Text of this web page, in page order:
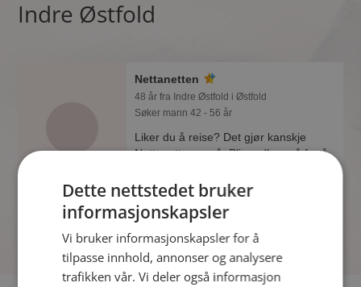
Indre Østfold
Nettanetten
48 år fra Indre Østfold i Østfold
Søker mann 42 - 56 år
Liker du å reise? Det gjør kanskje
Nettanetten også. Bli medlem nå for å
spennende fakta.
Dette nettstedet bruker
informasjonskapsler
Vi bruker informasjonskapsler for å
tilpasse innhold, annonser og analysere
trafikken vår. Vi deler også informasjon